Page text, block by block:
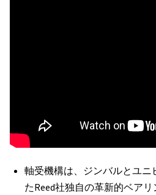
軸受機構は、ジンバルとユニ
たReed社独自の革新的ベア